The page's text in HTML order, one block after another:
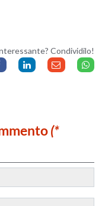
Condividilo!
(*